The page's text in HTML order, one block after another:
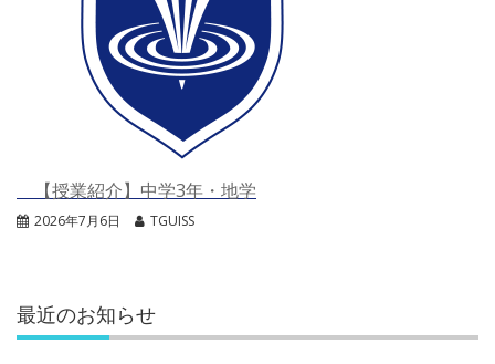
【授業紹介】中学3年・地学
2026年7月6日 TGUISS
最近のお知らせ